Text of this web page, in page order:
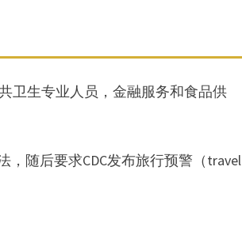
卫生专业人员，金融服务和食品供
随后要求CDC发布旅行预警（travel